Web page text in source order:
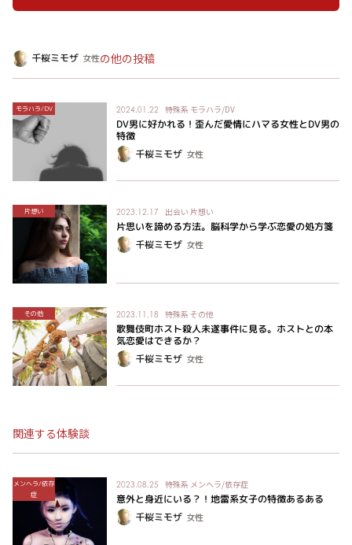
千桜ミモザ 女性の他の投稿
モラハラ/DV 2024.01.22 特殊系 モラハラ/DV
DV男に好かれる！歪んだ愛情にハマる女性とDV男の
特徴
千桜ミモザ 女性
片想い 2023.12.17 出会い 片想い
片思いを諦める方法。脳科学から学ぶ恋愛の処方箋
千桜ミモザ 女性
その他 2023.11.18 特殊系 その他
歌舞伎町ホスト殺人未遂事件に見る。ホストとの本
気恋愛はできるか？
千桜ミモザ 女性
関連する体験談
メンヘラ/依存
症
2023.08.25 特殊系 メンヘラ/依存症
意外と身近にいる？！地雷系女子の特徴あるある
千桜ミモザ 女性